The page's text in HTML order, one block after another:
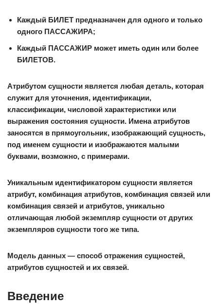
Каждый БИЛЕТ предназначен для одного и только
одного ПАССАЖИРА;
Каждый ПАССАЖИР может иметь один или более
БИЛЕТОВ.
Атрибутом сущности является любая деталь, которая
служит для уточнения, идентификации,
классификации, числовой характеристики или
выражения состояния сущности. Имена атрибутов
заносятся в прямоугольник, изображающий сущность,
под именем сущности и изображаются малыми
буквами, возможно, с примерами.
Уникальным идентификатором сущности является
атрибут, комбинация атрибутов, комбинация связей или
комбинация связей и атрибутов, уникально
отличающая любой экземпляр сущности от других
экземпляров сущности того же типа.
Модель данных — способ отражения сущностей,
атрибутов сущностей и их связей.
Введение